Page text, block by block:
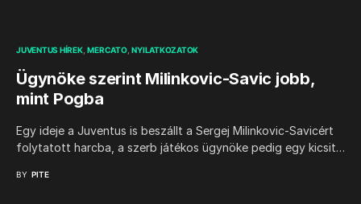
JUVENTUS HÍREK MERCATO NYILATKOZATOK
Ügynöke szerint Milinkovic-Savic jobb,
mint Pogba
Egy ideje a Juventus is beszállt a Sergej Milinkovic-Savicért
folytatott harcba, a szerb játékos ügynöke pedig egy kicsit…
BY PITE